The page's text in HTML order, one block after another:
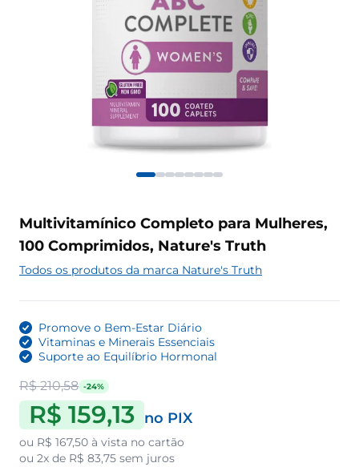
Multivitamínico Completo para Mulheres,
100 Comprimidos, Nature's Truth
Todos os produtos da marca Nature's Truth
Promove o Bem-Estar Diário
Vitaminas e Minerais Essenciais
Suporte ao Equilíbrio Hormonal
R$ 210,58 -24%
R$ 159,13 no PIX
ou R$ 167,50 à vista no cartão
ou 2x de R$ 83,75 sem juros